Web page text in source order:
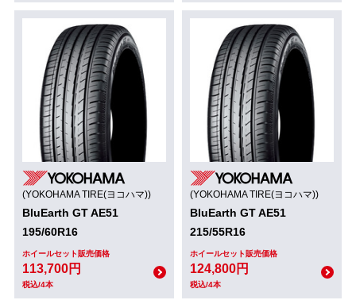
(YOKOHAMA TIRE(ヨコハマ))
BluEarth GT AE51
195/60R16
ホイールセット販売価格
113,700円
税込/4本
(YOKOHAMA TIRE(ヨコハマ))
BluEarth GT AE51
215/55R16
ホイールセット販売価格
124,800円
税込/4本